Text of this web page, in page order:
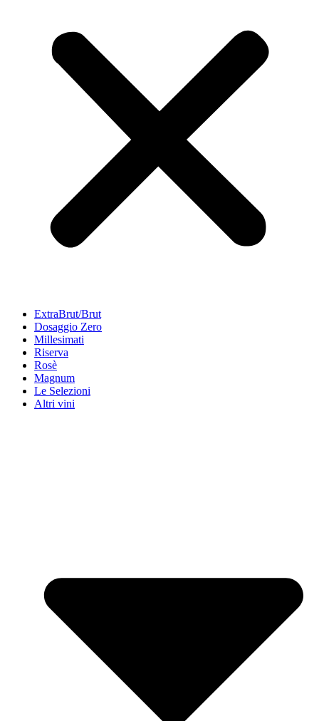
ExtraBrut/Brut
Dosaggio Zero
Millesimati
Riserva
Rosè
Magnum
Le Selezioni
Altri vini